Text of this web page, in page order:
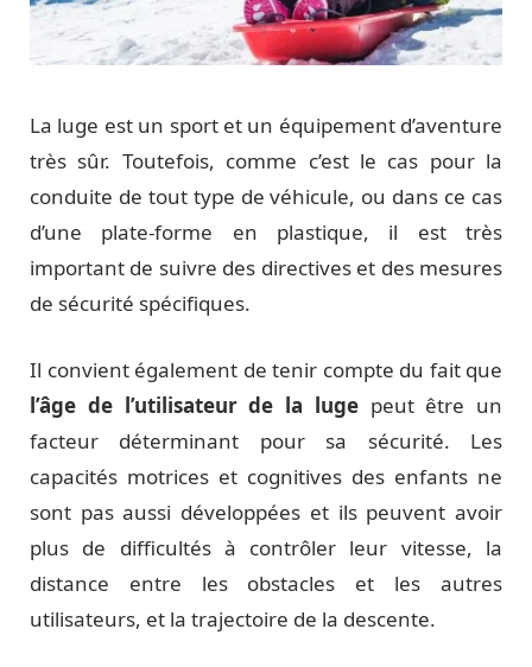
La luge est un sport et un équipement d’aventure
très sûr. Toutefois, comme c’est le cas pour la
conduite de tout type de véhicule, ou dans ce cas
d’une plate-forme en plastique, il est très
important de suivre des directives et des mesures
de sécurité spécifiques.
Il convient également de tenir compte du fait que
l’âge de l’utilisateur de la lugepeut être un
facteur déterminant pour sa sécurité. Les
capacités motrices et cognitives des enfants ne
sont pas aussi développées et ils peuvent avoir
plus de difficultés à contrôler leur vitesse, la
distance entre les obstacles et les autres
utilisateurs, et la trajectoire de la descente.